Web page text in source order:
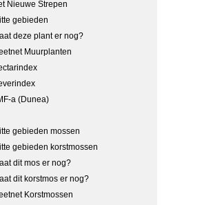
Nieuwe Strepen
gebieden
deze plant er nog?
Muurplanten
a (Dunea)
gebieden mossen
gebieden korstmossen
dit mos er nog?
dit korstmos er nog?
Korstmossen